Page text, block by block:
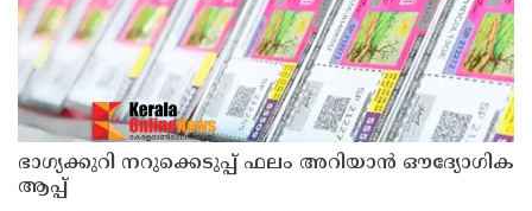
ഭാഗ്യക്കുറി നറുക്കെടുപ്പ് ഫലം അറിയാൻ ഔദ്യോഗിക
ആപ്പ്